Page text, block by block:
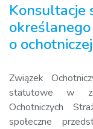
Konsultacje
o
Związek
statutowe w
Ochotniczych
społeczne